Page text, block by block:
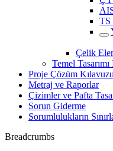
TS
Çelik
Temel Tasarımı
Proje Çözüm Kılavuzu
Metraj ve Raporlar
Çizimler ve Pafta
Sorun Giderme
Sorumlulukların
Breadcrumbs